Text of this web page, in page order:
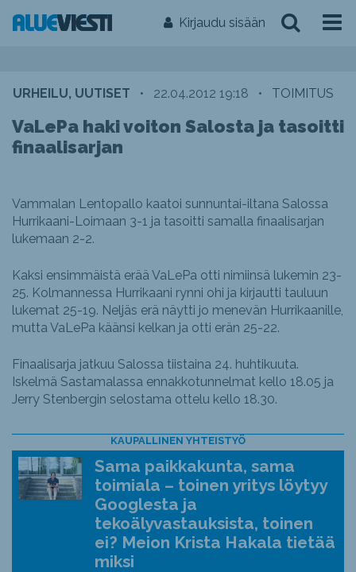
Kirjaudu sisään
URHEILU, UUTISET • 22.04.2012 19:18 • TOIMITUS
VaLePa haki voiton Salosta ja tasoitti
finaalisarjan
Vammalan Lentopallo kaatoi sunnuntai-iltana Salossa
Hurrikaani-Loimaan 3-1 ja tasoitti samalla finaalisarjan
lukemaan 2-2.
Kaksi ensimmäistä erää VaLePa otti nimiinsä lukemin 23-
25. Kolmannessa Hurrikaani rynni ohi ja kirjautti tauluun
lukemat 25-19. Neljäs erä näytti jo menevän Hurrikaanille,
mutta VaLePa käänsi kelkan ja otti erän 25-22.
Finaalisarja jatkuu Salossa tiistaina 24. huhtikuuta.
Iskelmä Sastamalassa ennakkotunnelmat kello 18.05 ja
Jerry Stenbergin selostama ottelu kello 18.30.
KAUPALLINEN YHTEISTYÖ
Sama paikkakunta, sama
toimiala – toinen yritys löytyy
Googlesta ja
tekoälyvastauksista, toinen
ei? Meion Krista Hakala tietää
miksi